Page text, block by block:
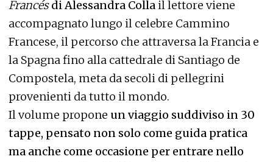
Francésdi Alessandra Collail lettore viene
accompagnato lungo il celebre Cammino
Francese, il percorso che attraversa la Francia e
la Spagna fino alla cattedrale di Santiago de
Compostela, meta da secoli di pellegrini
provenienti da tutto il mondo.
Il volume propone un viaggio suddiviso in 30
tappe, pensato non solo come guida pratica
ma anche come occasione per entrare nello